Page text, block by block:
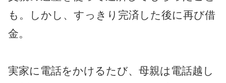
も。しかし、すっきり完済した後に再び借
金。
実家に電話をかけるたび、母親は電話越し